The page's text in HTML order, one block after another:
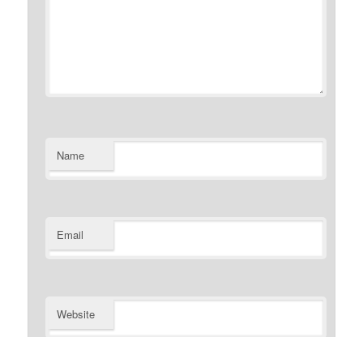
Name
Email
Website